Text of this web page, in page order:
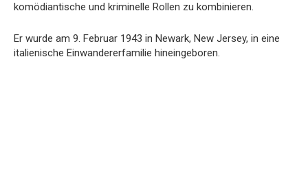
komödiantische und kriminelle Rollen zu kombinieren.
Er wurde am 9. Februar 1943 in Newark, New Jersey, in eine
italienische Einwandererfamilie hineingeboren.